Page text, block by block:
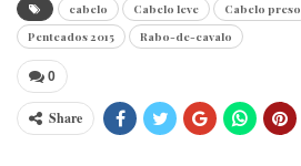
cabelo Cabelo leve Cabelo preso
Penteados 2015
Rabo-de-cavalo
0
Share